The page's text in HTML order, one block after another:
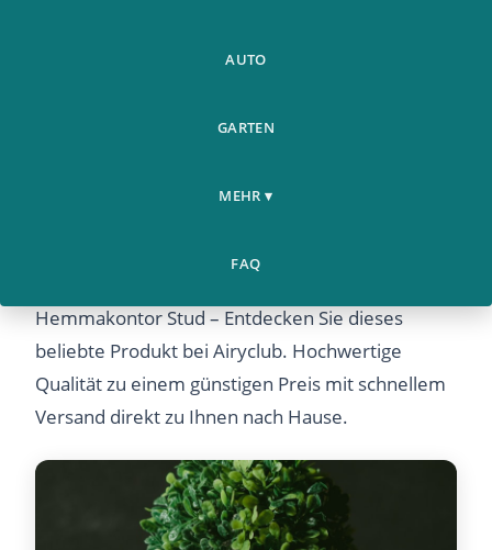
AUTO
GARTEN
MEHR ▾
FAQ
Se/Under Desk Foot Hammock Office
Hemmakontor Stud – Entdecken Sie dieses
beliebte Produkt bei Airyclub. Hochwertige
Qualität zu einem günstigen Preis mit schnellem
Versand direkt zu Ihnen nach Hause.